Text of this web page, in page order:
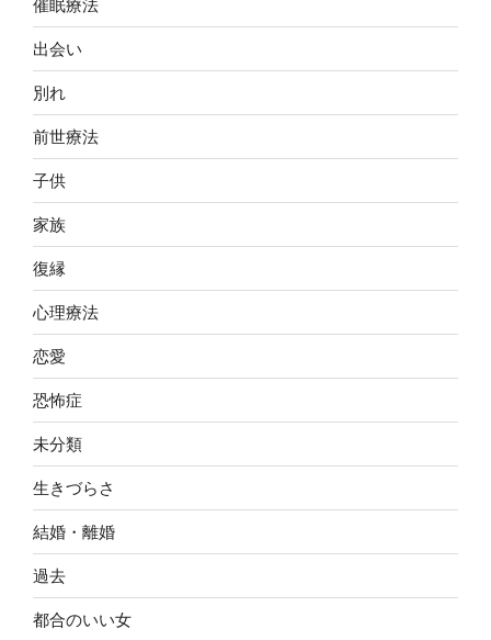
催眠療法
出会い
別れ
前世療法
子供
家族
復縁
心理療法
恋愛
恐怖症
未分類
生きづらさ
結婚・離婚
過去
都合のいい女